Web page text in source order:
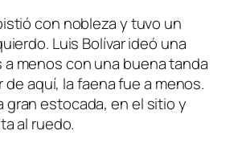
con nobleza y tuvo un
Luis Bolívar ideó una
a menos con una buena tanda
de aquí, la faena fue a menos.
gran estocada, en el sitio y
al ruedo.